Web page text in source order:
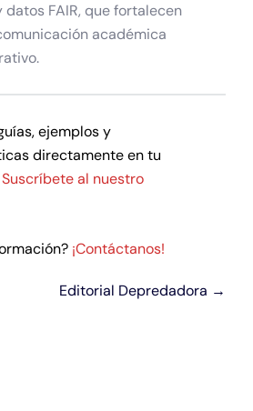
FAIR, que fortalecen
académica
ejemplos y
directamente en tu
Suscríbete al nuestro
¡Contáctanos!
Editorial Depredadora →